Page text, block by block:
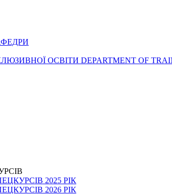
ОСВІТИ DEPARTMENT OF
2025 РІК
2026 РІК